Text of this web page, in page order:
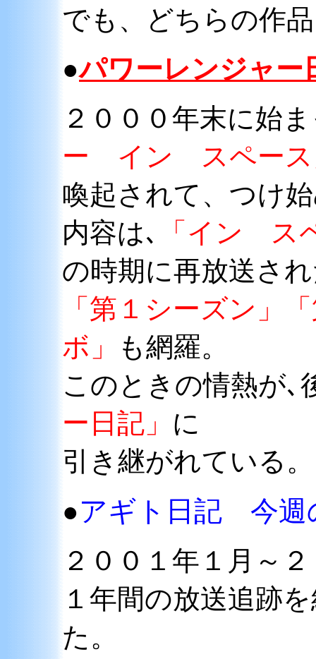
でも、どちらの作
●パワーレンジャー
２０００年末に始
ー イン スペース
喚起されて、つけ
内容は､
「イン ス
の時期に再放送さ
「第１シーズン」
ボ」
も網羅。
このときの情熱が､
ー日記」 に
引き継がれている。
●アギト日記 今週
２００１年１月～
１年間の放送追跡
た。